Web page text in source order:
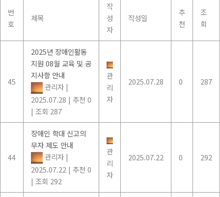
번
호
제목
작
성
자
작성일
추
천
조
회
45
2025년 장애인활동
지원 08월 교육 및 공
지사항 안내
관리자 |
2025.07.28 | 추천 0
| 조회 287
관
리
자
2025.07.28 0 287
44
장애인 학대 신고의
무자 제도 안내
관리자 |
2025.07.22 | 추천 0
| 조회 292
관
리
자
2025.07.22 0 292